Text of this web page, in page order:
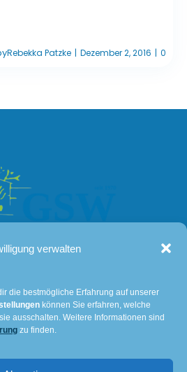
verwalten
die bestmögliche Erfahrung auf unserer
können Sie erfahren, welche
ausschalten. Weitere Informationen sind
zu finden.
Rebekka Patzke | Dezember 2, 2016 | 0
Straße 7
Bremen
0421 – 36114611